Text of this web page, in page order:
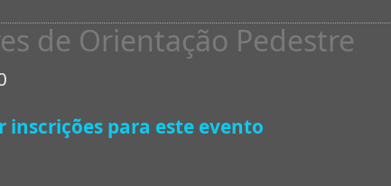
de Orientação Pedestre
inscrições para este evento